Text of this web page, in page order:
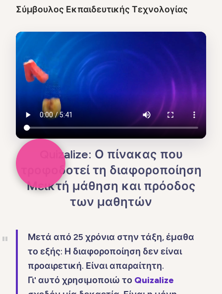
Σύμβουλος Εκπαιδευτικής Τεχνολογίας
Quizalize: Ο πίνακας που
τροφοδοτεί τη διαφοροποίηση
Μεικτή μάθηση και πρόοδος
των μαθητών
Μετά από 25 χρόνια στην τάξη, έμαθα
το εξής: Η διαφοροποίηση δεν είναι
προαιρετική. Είναι απαραίτητη.
Γι' αυτό χρησιμοποιώ το Quizalize